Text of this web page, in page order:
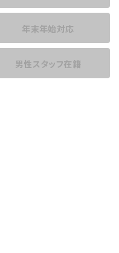
年末年始対応
男性スタッフ在籍